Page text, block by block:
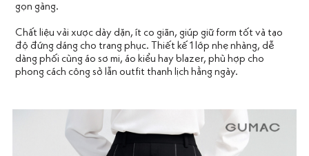
gọn gàng.
Chất liệu vải xược dày dặn, ít co giãn, giúp giữ form tốt và tạo
độ đứng dáng cho trang phục. Thiết kế 1 lớp nhẹ nhàng, dễ
dàng phối cùng áo sơ mi, áo kiểu hay blazer, phù hợp cho
phong cách công sở lẫn outfit thanh lịch hằng ngày.